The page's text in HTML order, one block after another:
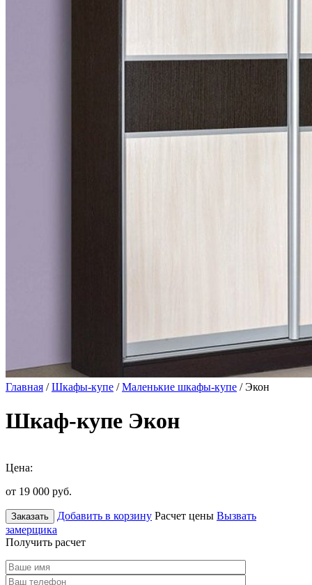
Главная /Шкафы-купе /Маленькие шкафы-купе / Экон
Шкаф-купе Экон
Цена:
от 19 000 руб.
Заказать Добавить в корзину Расчет цены Вызвать
замерщика
Получить расчет